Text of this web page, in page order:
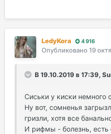
LedyKora 4 916
Опубликовано 19
В 19.10.2019 в 17:39,
Сиськи у киски немного
Ну вот, сомненья
гризли, хотя все
И рифмы - болезнь, есть